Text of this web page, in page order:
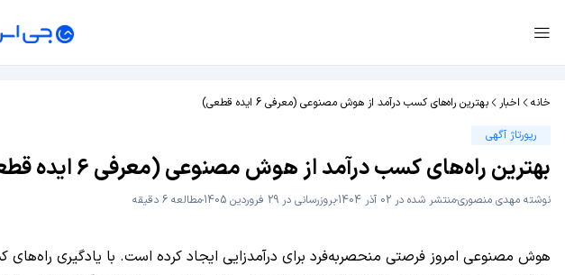
خانه اخبار
بهترین راه‌های کسب درآمد از هوش مصنوعی (معرفی 6 ایده قطعی)
رپورتاژ آگهی
بهترین راه‌های کسب درآمد از هوش مصنوعی (معرفی 6 ایده قطعی)
نوشته مهدی منصوریمنتشر شده در 02 آذر 1404 بروزرسانی در 29 فروردین 1405
مطالعه 6 دقیقه
هوش مصنوعی امروز فرصتی منحصربه‌فرد برای درآمدزایی ایجاد کرده است. با یادگیری